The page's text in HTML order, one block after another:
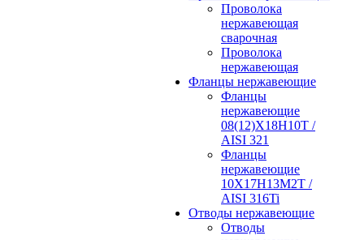
Проволока
нержавеющая
сварочная
Проволока
нержавеющая
Фланцы нержавеющие
Фланцы
нержавеющие
08(12)Х18Н10Т /
AISI 321
Фланцы
нержавеющие
10Х17Н13М2Т /
AISI 316Ti
Отводы нержавеющие
Отводы